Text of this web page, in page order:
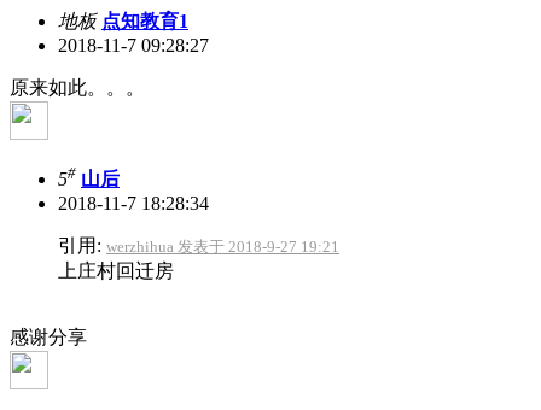
地板 点知教育1
2018-11-7 09:28:27
原来如此。。。
5# 山后
2018-11-7 18:28:34
引用: werzhihua 发表于 2018-9-27 19:21
上庄村回迁房
感谢分享